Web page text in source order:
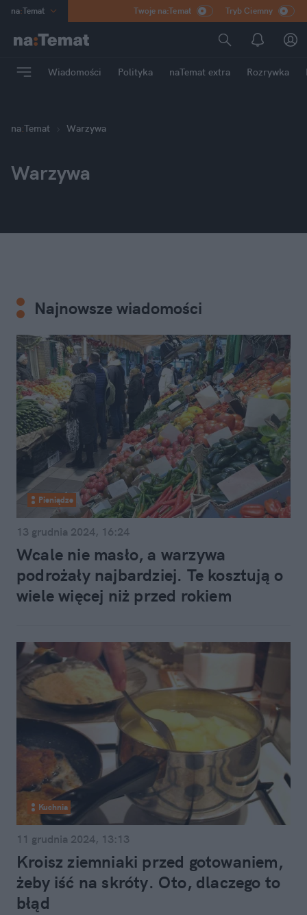
na:Temat
Poland
mama
Rozrywka
Twoje na:Temat Tryb Ciemny
Wiadomości Polityka naTemat extra Rozrywka
na:Temat Warzywa
Warzywa
Najnowsze wiadomości
Pieniądze
13 grudnia 2024, 16:24
Wcale nie masło, a warzywa
podrożały najbardziej. Te kosztują o
wiele więcej niż przed rokiem
Kuchnia
11 grudnia 2024, 13:13
Kroisz ziemniaki przed gotowaniem,
żeby iść na skróty. Oto, dlaczego to
błąd